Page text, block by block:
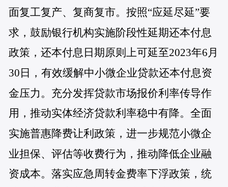
面复工复产、复商复市。按照“应延尽延”要
求，鼓励银行机构实施阶段性延期还本付息
政策，还本付息日期原则上可延至2023年6月
30日，有效缓解中小微企业贷款还本付息资
金压力。充分发挥贷款市场报价利率传导作
用，推动实体经济贷款利率稳中有降。全面
实施普惠降费让利政策，进一步规范小微企
业担保、评估等收费行为，推动降低企业融
资成本。落实应急周转金费率下浮政策，统